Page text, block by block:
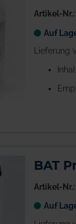
Artikel-Nr.:
Auf
Lieferung
BAT
Artikel-Nr.:
Auf